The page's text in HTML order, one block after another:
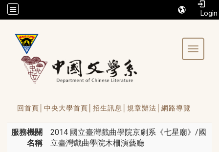
/accesskey"" title="Toolbar">:::
Toggle
回首頁│ 中央大學首頁│ 招生訊息│ 規章辦法│ 網路導覽
服務機關
名稱
2014 國立臺灣戲曲學院京劇系《七星廟》/國
立臺灣戲曲學院木柵演藝廳